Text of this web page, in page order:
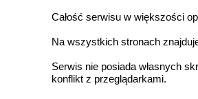
Całość serwisu w większości
Na wszystkich stronach
Serwis nie posiada własnych
konflikt z przeglądarkami.